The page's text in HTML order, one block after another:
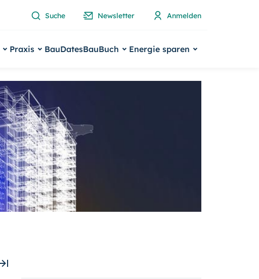
Suche Newsletter Anmelden
Praxis BauDatesBauBuch Energie sparen